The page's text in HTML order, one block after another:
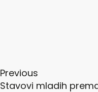
Previous
Stavovi mladih